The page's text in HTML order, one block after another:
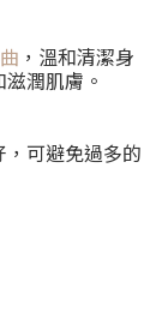
，溫和清潔身
潤肌膚。
可避免過多的